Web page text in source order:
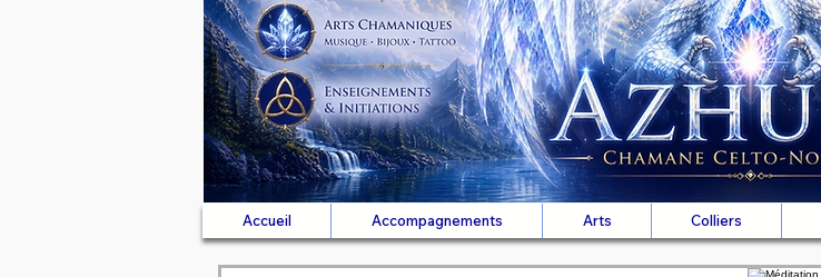
Accueil Accompagnements Arts Colliers